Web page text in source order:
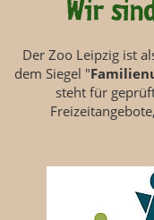
Wir
Der Zoo Leipzig ist
dem Siegel "
steht für